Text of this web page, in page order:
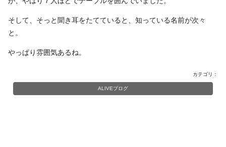
そして、そっと聞き耳をたてていると、知っている名前が次々
と。
やっぱり雰囲気あるね。
カテゴリ：
ALIVEブログ